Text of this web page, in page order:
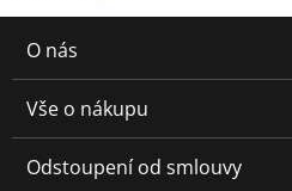
O nás
Vše o nákupu
Odstoupení od smlouvy